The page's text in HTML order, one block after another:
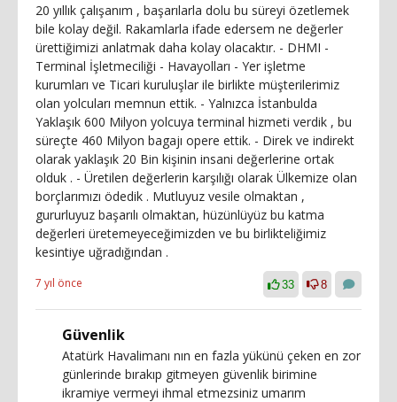
20 yıllık çalışanım , başarılarla dolu bu süreyi özetlemek
bile kolay değil. Rakamlarla ifade edersem ne değerler
ürettiğimizi anlatmak daha kolay olacaktır. - DHMI -
Terminal İşletmeciliği - Havayolları - Yer işletme
kurumları ve Ticari kuruluşlar ile birlikte müşterilerimiz
olan yolcuları memnun ettik. - Yalnızca İstanbulda
Yaklaşık 600 Milyon yolcuya terminal hizmeti verdik , bu
süreçte 460 Milyon bagajı opere ettik. - Direk ve indirekt
olarak yaklaşık 20 Bin kişinin insani değerlerine ortak
olduk . - Üretilen değerlerin karşılığı olarak Ülkemize olan
borçlarımızı ödedik . Mutluyuz vesile olmaktan ,
gururluyuz başarılı olmaktan, hüzünlüyüz bu katma
değerleri üretemeyeceğimizden ve bu birlikteliğimiz
kesintiye uğradığından .
7 yıl önce 33 8
Güvenlik
Atatürk Havalimanı nın en fazla yükünü çeken en zor
günlerinde bırakıp gitmeyen güvenlik birimine
ikramiye vermeyi ihmal etmezsiniz umarım